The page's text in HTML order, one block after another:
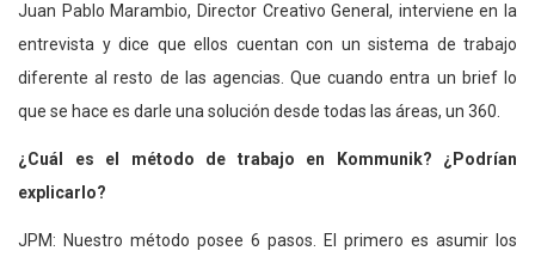
Juan Pablo Marambio, Director Creativo General, interviene en la
entrevista y dice que ellos cuentan con un sistema de trabajo
diferente al resto de las agencias. Que cuando entra un brief lo
que se hace es darle una solución desde todas las áreas, un 360.
¿Cuál es el método de trabajo en Kommunik? ¿Podrían
explicarlo?
JPM: Nuestro método posee 6 pasos. El primero es asumir los